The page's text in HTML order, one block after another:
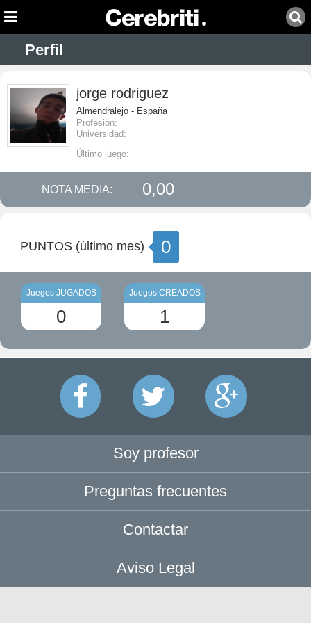
Perfil
jorge rodriguez
Almendralejo - España
Profesión:
Universidad:
Último juego:
NOTA MEDIA: 0,00
PUNTOS (último mes) 0
Juegos JUGADOS
0
Juegos CREADOS
1
Soy profesor
Preguntas frecuentes
Contactar
Aviso Legal